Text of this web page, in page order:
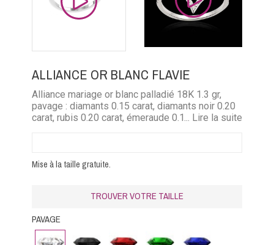
ALLIANCE OR BLANC FLAVIE
Alliance mariage or blanc palladié 18K 1.3 gr,
pavage : diamants 0.15 carat, diamants noir 0.20
carat, rubis 0.20 carat, émeraude 0.12 carat,
... Lire la suite
Mise à la taille gratuite.
TROUVER VOTRE TAILLE
PAVAGE
Diamant
Diamant
Rubis Emeraude
Saphir